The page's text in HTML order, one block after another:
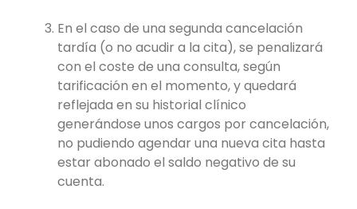
En el caso de una segunda cancelación
tardía (o no acudir a la cita), se penalizará
con el coste de una consulta, según
tarificación en el momento, y quedará
reflejada en su historial clínico
generándose unos cargos por cancelación,
no pudiendo agendar una nueva cita hasta
estar abonado el saldo negativo de su
cuenta.